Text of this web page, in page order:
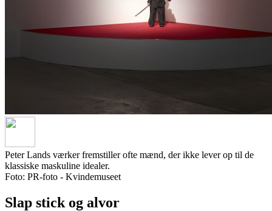
Peter Lands værker fremstiller ofte mænd, der ikke lever op til de
klassiske maskuline idealer.
Foto: PR-foto - Kvindemuseet
Slap stick og alvor